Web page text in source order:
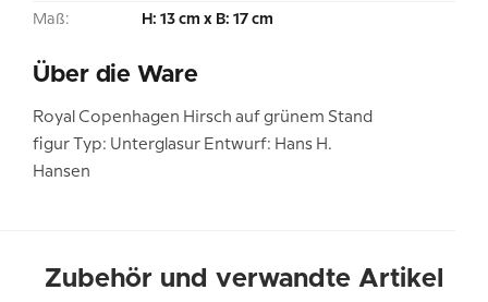
Maß: H: 13 cm x B: 17 cm
Über die Ware
Royal Copenhagen Hirsch auf grünem Stand
figur Typ: Unterglasur Entwurf: Hans H.
Hansen
Zubehör und verwandte Artikel